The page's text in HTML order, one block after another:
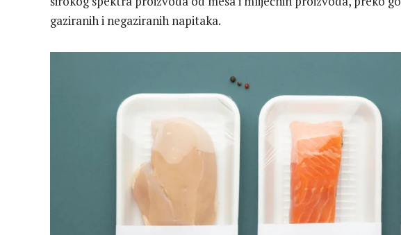
gaziranih i negaziranih napitaka.